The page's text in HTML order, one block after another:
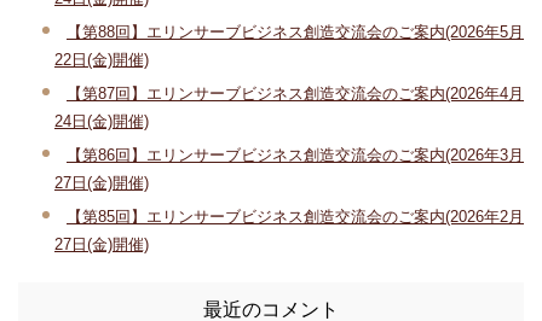
【第88回】エリンサーブビジネス創造交流会のご案内(2026年5月
22日(金)開催)
【第87回】エリンサーブビジネス創造交流会のご案内(2026年4月
24日(金)開催)
【第86回】エリンサーブビジネス創造交流会のご案内(2026年3月
27日(金)開催)
【第85回】エリンサーブビジネス創造交流会のご案内(2026年2月
27日(金)開催)
最近のコメント